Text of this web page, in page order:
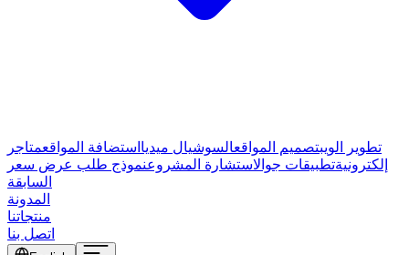
تطوير الويبتصميم المواقعالسوشيال ميديا استضافة المواقعمتاجر
إلكترونيةتطبيقات جوالاستشارة المشروعنموذج طلب عرض سعر
السابقة
المدونة
منتجاتنا
اتصل بنا